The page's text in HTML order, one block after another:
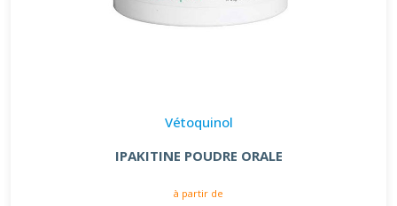
Vétoquinol
IPAKITINE POUDRE ORALE
à partir de